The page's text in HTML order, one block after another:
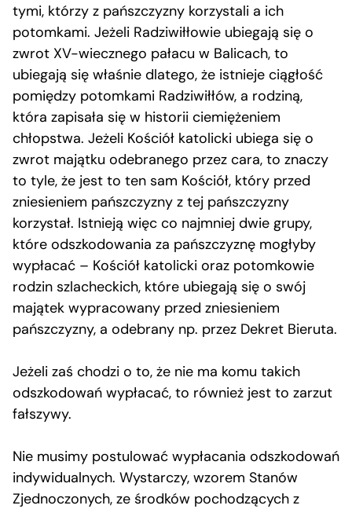
tymi, którzy z pańszczyzny korzystali a ich
potomkami. Jeżeli Radziwiłłowie ubiegają się o
zwrot XV-wiecznego pałacu w Balicach, to
ubiegają się właśnie dlatego, że istnieje ciągłość
pomiędzy potomkami Radziwiłłów, a rodziną,
która zapisała się w historii ciemiężeniem
chłopstwa. Jeżeli Kościół katolicki ubiega się o
zwrot majątku odebranego przez cara, to znaczy
to tyle, że jest to ten sam Kościół, który przed
zniesieniem pańszczyzny z tej pańszczyzny
korzystał. Istnieją więc co najmniej dwie grupy,
które odszkodowania za pańszczyznę mogłyby
wypłacać – Kościół katolicki oraz potomkowie
rodzin szlacheckich, które ubiegają się o swój
majątek wypracowany przed zniesieniem
pańszczyzny, a odebrany np. przez Dekret Bieruta.
Jeżeli zaś chodzi o to, że nie ma komu takich
odszkodowań wypłacać, to również jest to zarzut
fałszywy.
Nie musimy postulować wypłacania odszkodowań
indywidualnych. Wystarczy, wzorem Stanów
Zjednoczonych, ze środków pochodzących z